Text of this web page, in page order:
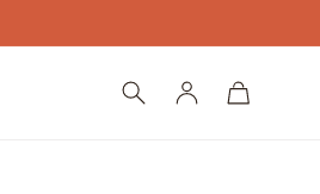
ARA
Oturum
Sepet